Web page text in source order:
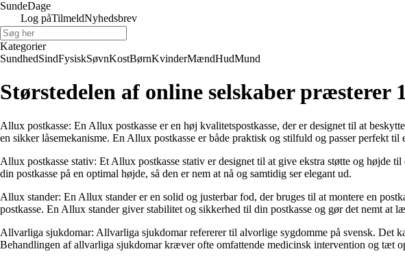
SundeDage
Log påTilmeldNyhedsbrev
Kategorier
SundhedSindFysiskSøvnKostBørnKvinderMændHudMund
Størstedelen af online selskaber præsterer
Allux postkasse: En Allux postkasse er en høj kvalitetspostkasse, der er designet til at
en sikker låsemekanisme. En Allux postkasse er både praktisk og stilfuld og passer perfekt til
Allux postkasse stativ: Et Allux postkasse stativ er designet til at give ekstra støtte og højde
din postkasse på en optimal højde, så den er nem at nå og samtidig ser elegant ud.
Allux stander: En Allux stander er en solid og justerbar fod, der bruges til at montere en
postkasse. En Allux stander giver stabilitet og sikkerhed til din postkasse og gør det nemt at
Allvarliga sjukdomar: Allvarliga sjukdomar refererer til alvorlige sygdomme på svensk. Det
Behandlingen af ​​allvarliga sjukdomar kræver ofte omfattende medicinsk intervention og tæt